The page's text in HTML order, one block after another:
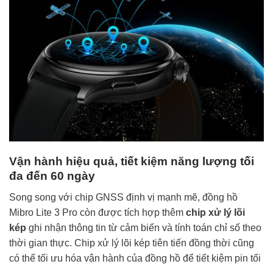
Vận hành hiệu quả, tiết kiệm năng lượng tối
đa đến 60 ngày
Song song với chip GNSS định vị mạnh mẽ, đồng hồ
Mibro Lite 3 Pro còn được tích hợp thêm chip xử lý lõi
kép ghi nhận thông tin từ cảm biến và tính toán chỉ số theo
thời gian thực. Chip xử lý lõi kép tiên tiến đồng thời cũng
có thể tối ưu hóa vận hành của đồng hồ để tiết kiệm pin tối